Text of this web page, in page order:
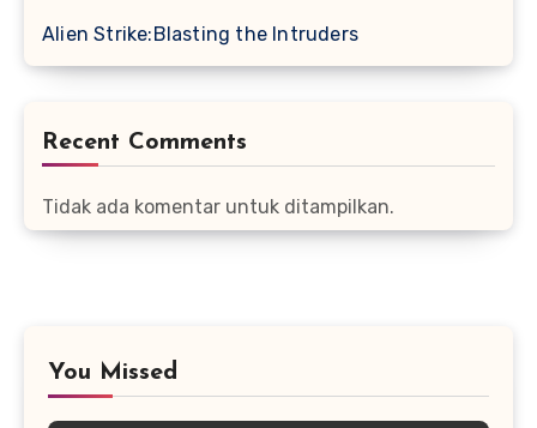
Alien Strike:Blasting the Intruders
Recent Comments
Tidak ada komentar untuk ditampilkan.
You Missed